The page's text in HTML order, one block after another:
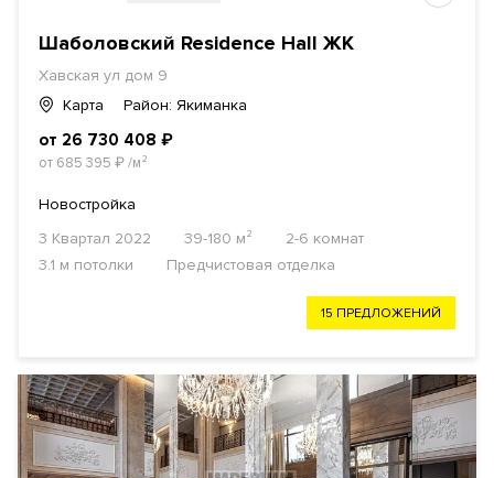
Шаболовский Residence Hall ЖК
Хавская ул дом 9
Карта
Район: Якиманка
от 26 730 408 ₽
от 685 395 ₽/м²
Новостройка
3 Квартал 2022
39-180 м²
2-6 комнат
3.1 м потолки
Предчистовая отделка
15 ПРЕДЛОЖЕНИЙ